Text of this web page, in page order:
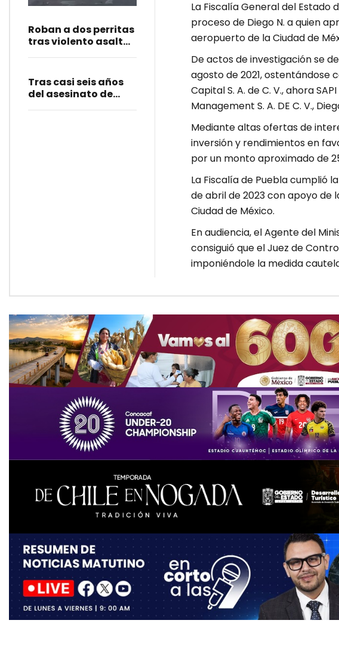
Abasto de
Roban a dos perritas
tras violento asalto
Tras casi seis años
del asesinato de
La Fiscalía General del
proceso de Diego N. a quien
aeropuerto de la Ciudad de
De actos de investigación se
agosto de 2021, ostentándose
Capital S. A. de C. V., ahora
Management S. A. DE C. V.,
Mediante altas ofertas de
inversión y rendimientos en
por un monto aproximado de
La Fiscalía de Puebla cumplió
de abril de 2023 con apoyo
Ciudad de México.
En audiencia, el Agente del
consiguió que el Juez de
imponiéndole la medida